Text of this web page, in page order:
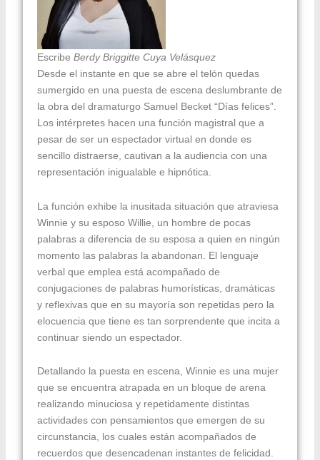
EscribeBerdy Briggitte Cuya Velásquez
Desde el instante en que se abre el telón quedas
sumergido en una puesta de escena deslumbrante de
la obra del dramaturgo Samuel Becket “Días felices”.
Los intérpretes hacen una función magistral que a
pesar de ser un espectador virtual en donde es
sencillo distraerse, cautivan a la audiencia con una
representación inigualable e hipnótica.
La función exhibe la inusitada situación que atraviesa
Winnie y su esposo Willie, un hombre de pocas
palabras a diferencia de su esposa a quien en ningún
momento las palabras la abandonan. El lenguaje
verbal que emplea está acompañado de
conjugaciones de palabras humorísticas, dramáticas
y reflexivas que en su mayoría son repetidas pero la
elocuencia que tiene es tan sorprendente que incita a
continuar siendo un espectador.
Detallando la puesta en escena, Winnie es una mujer
que se encuentra atrapada en un bloque de arena
realizando minuciosa y repetidamente distintas
actividades con pensamientos que emergen de su
circunstancia, los cuales están acompañados de
recuerdos que desencadenan instantes de felicidad.